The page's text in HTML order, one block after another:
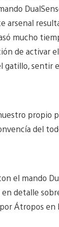
arsenal
mucho
de activar
sentir
propio
del
el mando
detalle
Átropos en